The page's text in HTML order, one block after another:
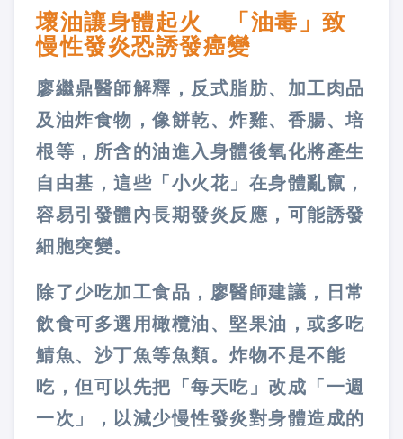
壞油讓身體起火 「油毒」致
慢性發炎恐誘發癌變
廖繼鼎醫師解釋，反式脂肪、加工肉品
及油炸食物，像餅乾、炸雞、香腸、培
根等，所含的油進入身體後氧化將產生
自由基，這些「小火花」在身體亂竄，
容易引發體內長期發炎反應，可能誘發
細胞突變。
除了少吃加工食品，廖醫師建議，日常
飲食可多選用橄欖油、堅果油，或多吃
鯖魚、沙丁魚等魚類。炸物不是不能
吃，但可以先把「每天吃」改成「一週
一次」，以減少慢性發炎對身體造成的